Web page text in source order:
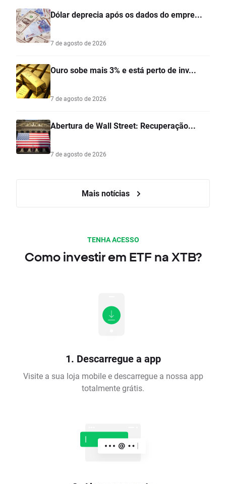
Dólar deprecia após os dados do empre...
7 de agosto de 2026
Ouro sobe mais 3% e está perto de inv...
7 de agosto de 2026
Abertura de Wall Street: Recuperação...
7 de agosto de 2026
Mais notícias
TENHA ACESSO
Como investir em ETF na XTB?
1. Descarregue a app
Visite a sua loja mobile e descarregue a nossa app
totalmente grátis.